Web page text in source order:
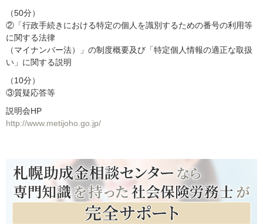
（50分）
②「行政手続きにおける特定の個人を識別するための番号の利用等
に関する法律
（マイナンバー法）」の制度概要及び「特定個人情報の適正な取扱
い」に関する説明
（10分）
③質疑応答等
説明会HP
http://www.metijoho.go.jp/